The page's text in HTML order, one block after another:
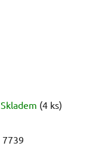
Skladem (4 ks)
7739